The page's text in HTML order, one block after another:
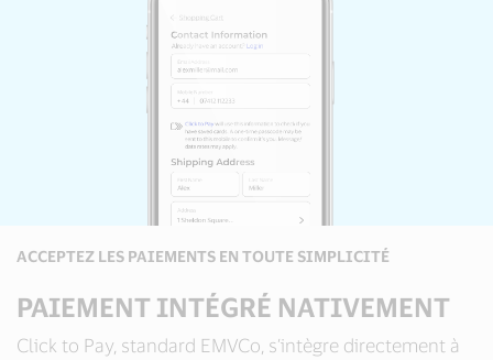
ACCEPTEZ LES PAIEMENTS EN TOUTE SIMPLICITÉ
PAIEMENT INTÉGRÉ NATIVEMENT
Click to Pay, standard EMVCo, s’intègre directement à